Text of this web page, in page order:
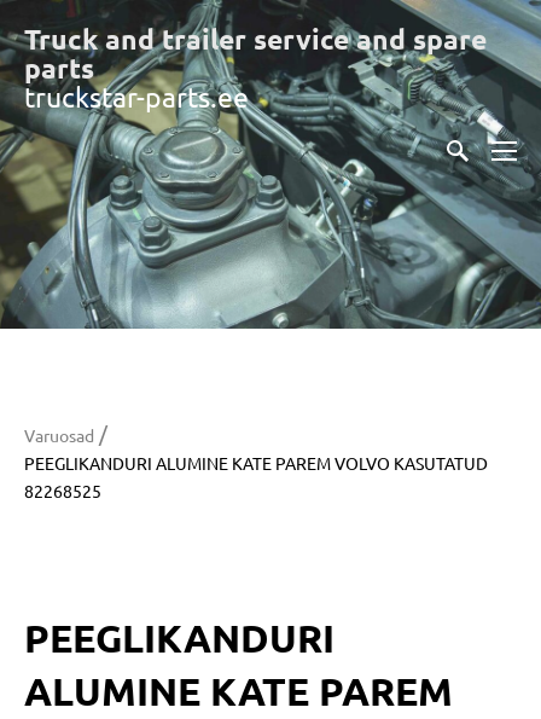
Truck and trailer service and spare
parts
truckstar-parts.ee
Varuosad /
PEEGLIKANDURI ALUMINE KATE PAREM VOLVO KASUTATUD
82268525
PEEGLIKANDURI
ALUMINE KATE PAREM